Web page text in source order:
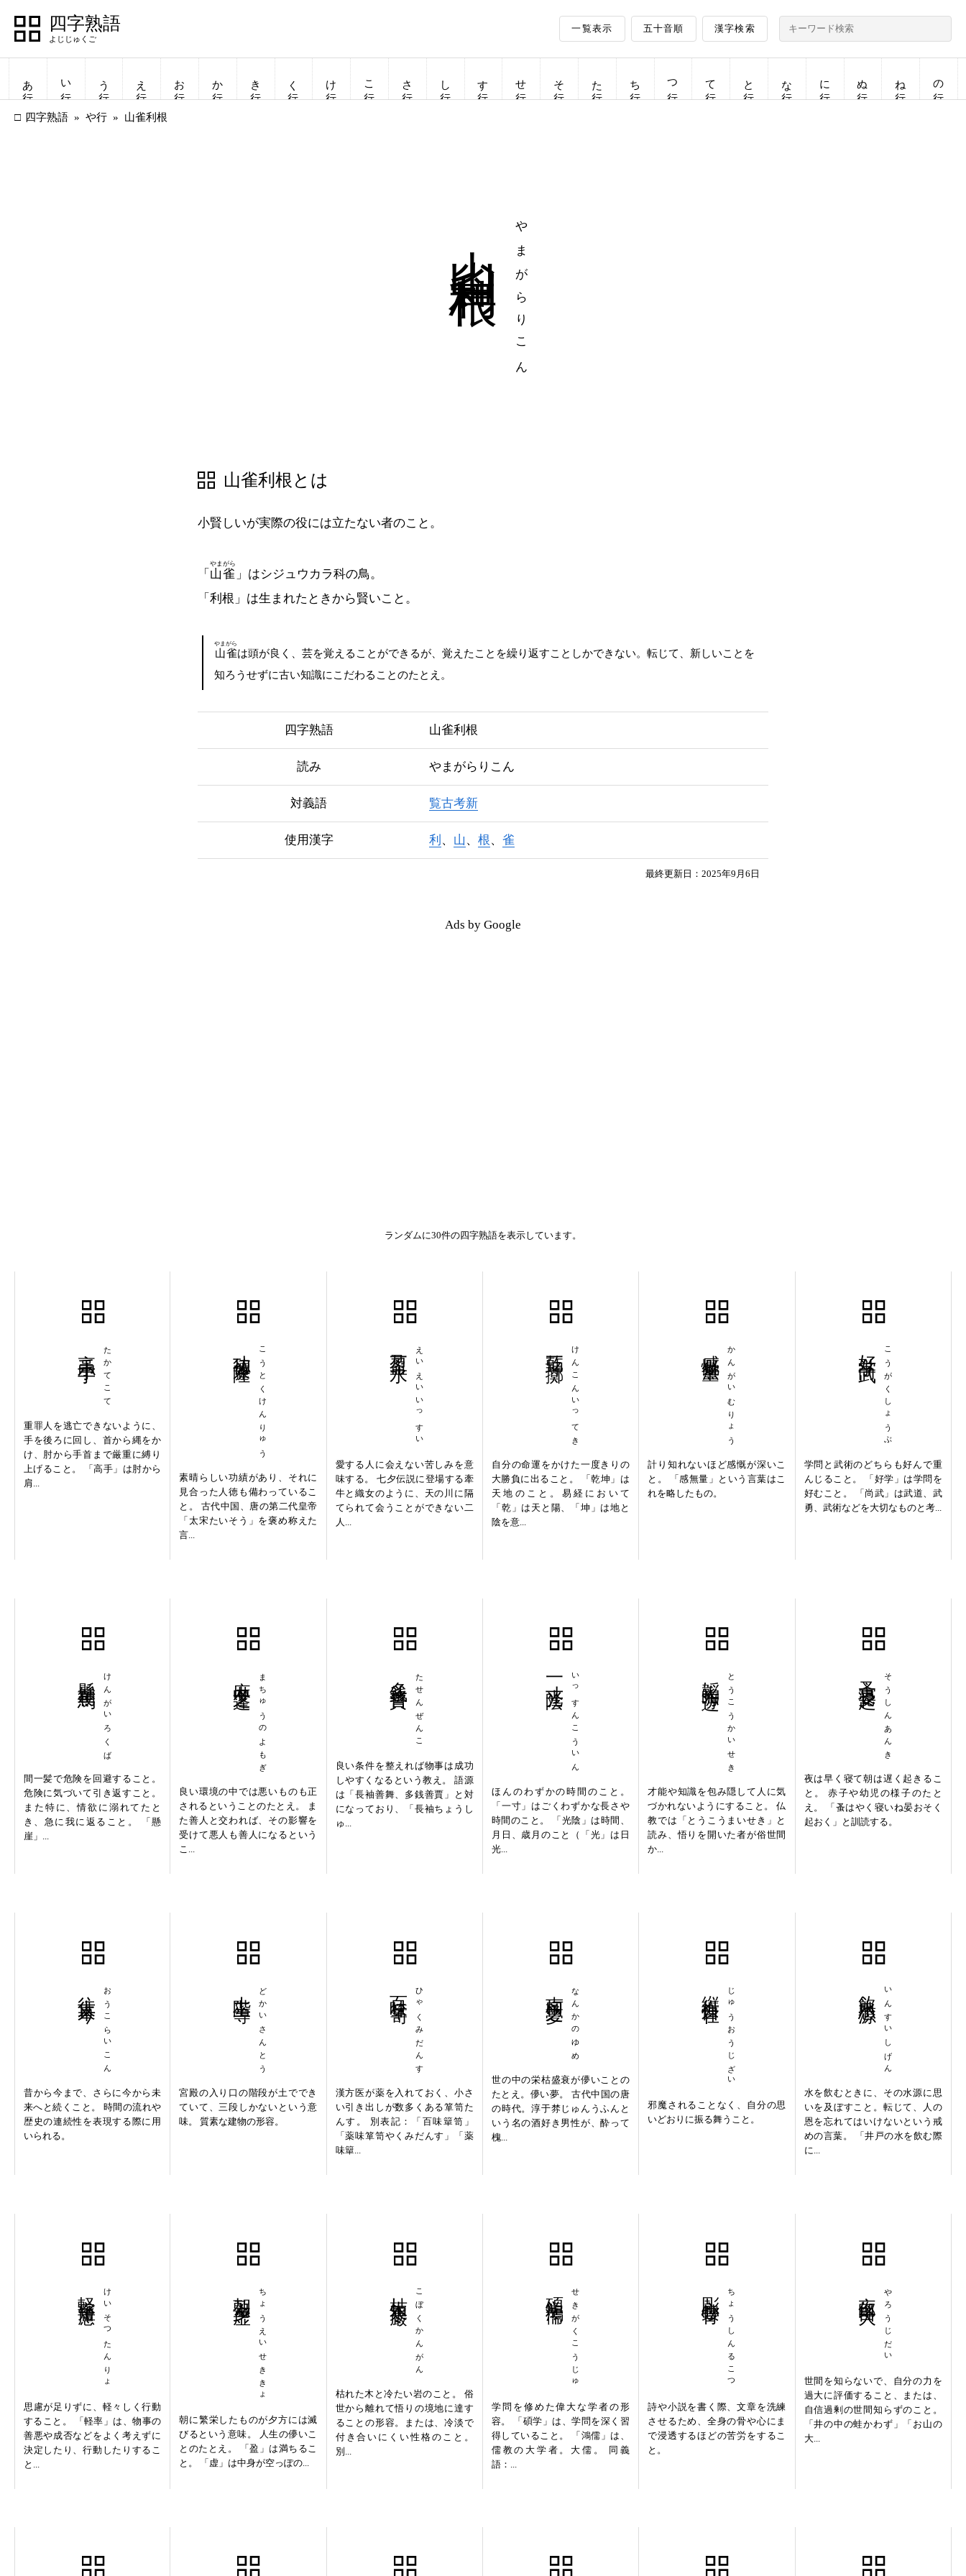
四字熟語 一覧表示 五十音順 漢字検索
あ行 い行 う行 え行 お行 か行 き行 く行 け行 こ行 さ行 し行 す行 せ行 そ行 た行 ち行 つ行 て行 と行 な行 に行 ぬ行 ね行 の行
四字熟語 や行 山雀利根
やまがらりこん
山雀利根とは
小賢しいが実際の役には立たない者のこと。
「 山雀
やまがら
」はシジュウカラ科の鳥。
「利根」は生まれたときから賢いこと。
山雀
やまがら
は頭が良く、芸を覚えることができるが、覚えたことを繰り返すことしかできない。転じて、新しいことを
知ろうせずに古い知識にこだわることのたとえ。
四字熟語 山雀利根
読み やまがらりこん
対義語 覧古考新
使用漢字 利 、 山 、 根、 雀
最終更新日：2025年9月6日
Ads by Google
ランダムに30件の四字熟語を表示しています。
たかてこて
重罪人を逃亡できないように、
手を後ろに回し、首から縄をか
け、肘から手首まで厳重に縛り
上げること。 「高手」は肘から
肩...
こうとくけんりゅう
素晴らしい功績があり、それに
見合った人徳も備わっているこ
と。 古代中国、唐の第二代皇帝
「太宋たいそう」を褒め称えた
言...
えいえいいっすい
愛する人に会えない苦しみを意
味する。 七夕伝説に登場する牽
牛と織女のように、天の川に隔
てられて会うことができない二
人...
けんこんいってき
自分の命運をかけた一度きりの
大勝負に出ること。 「乾坤」は
天地のこと。易経において
「乾」は天と陽、「坤」は地と
陰を意...
かんがいむりょう
計り知れないほど感慨が深いこ
と。 「感無量」という言葉はこ
れを略したもの。
こうがくしょうぶ
学問と武術のどちらも好んで重
んじること。 「好学」は学問を
好むこと。 「尚武」は武道、武
勇、武術などを大切なものと考...
けんがいろくば
間一髪で危険を回避すること。
危険に気づいて引き返すこと。
また特に、情欲に溺れてたと
き、急に我に返ること。 「懸
崖」...
まちゅうのよもぎ
良い環境の中では悪いものも正
されるということのたとえ。 ま
た善人と交われば、その影響を
受けて悪人も善人になるという
こ...
たせんぜんこ
良い条件を整えれば物事は成功
しやすくなるという教え。 語源
は「長袖善舞、多銭善賈」と対
になっており、「長袖ちょうし
ゅ...
いっすんこういん
一寸光陰
ほんのわずかの時間のこと。
「一寸」はごくわずかな長さや
時間のこと。 「光陰」は時間、
月日、歳月のこと（「光」は日
光...
とうこうかいせき
才能や知識を包み隠して人に気
づかれないようにすること。 仏
教では「とうこうまいせき」と
読み、悟りを開いた者が俗世間
か...
そうしんあんき
夜は早く寝て朝は遅く起きるこ
と。 赤子や幼児の様子のたと
え。 「蚤はやく寝いね晏おそく
起おく」と訓読する。
おうこらいこん
昔から今まで、さらに今から未
来へと続くこと。 時間の流れや
歴史の連続性を表現する際に用
いられる。
どかいさんとう
宮殿の入り口の階段が土ででき
ていて、三段しかないという意
味。 質素な建物の形容。
ひゃくみだんす
漢方医が薬を入れておく、小さ
い引き出しが数多くある箪笥た
んす。 別表記：「百味簞笥」
「薬味箪笥やくみだんす」「薬
味簞...
なんかのゆめ
世の中の栄枯盛衰が儚いことの
たとえ。儚い夢。 古代中国の唐
の時代。淳于棼じゅんうふんと
いう名の酒好き男性が、酔って
槐...
じゅうおうじざい
邪魔されることなく、自分の思
いどおりに振る舞うこと。
いんすいしげん
水を飲むときに、その水源に思
いを及ぼすこと。転じて、人の
恩を忘れてはいけないという戒
めの言葉。 「井戸の水を飲む際
に...
けいそつたんりょ
思慮が足りずに、軽々しく行動
すること。 「軽率」は、物事の
善悪や成否などをよく考えずに
決定したり、行動したりするこ
と...
ちょうえいせききょ
朝に繁栄したものが夕方には滅
びるという意味。 人生の儚いこ
とのたとえ。 「盈」は満ちるこ
と。 「虚」は中身が空っぽの...
こぼくかんがん
枯れた木と冷たい岩のこと。 俗
世から離れて悟りの境地に達す
ることの形容。または、冷淡で
付き合いにくい性格のこと。
別...
せきがくこうじゅ
学問を修めた偉大な学者の形
容。 「碩学」は、学問を深く習
得していること。 「鴻儒」は、
儒教の大学者。大儒。 同義
語：...
ちょうしんるこつ
詩や小説を書く際、文章を洗練
させるため、全身の骨や心にま
で浸透するほどの苦労をするこ
と。
やろうじだい
世間を知らないで、自分の力を
過大に評価すること、または、
自信過剰の世間知らずのこと。
「井の中の蛙かわず」「お山の
大...